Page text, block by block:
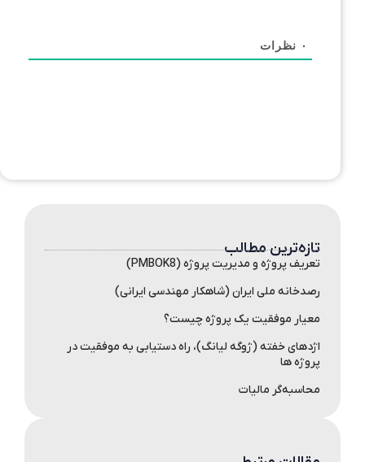
۰ نظرات
تازه‌ترین مطالب
تعریف پروژه و مدیریت پروژه (PMBOK8)
رصدخانه ملی ایران (شاهکار مهندسی ایرانی)
معیار موفقیت یک پروژه چیست؟
اژدهای خفته (ژوگه لیانگ)، راه دستیابی به موفقیت در
پروژه ها
محاسبه‌گر مالیات